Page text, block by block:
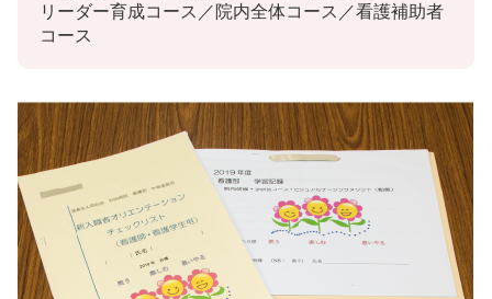
リーダー育成コース／院内全体コース／看護補助者
コース